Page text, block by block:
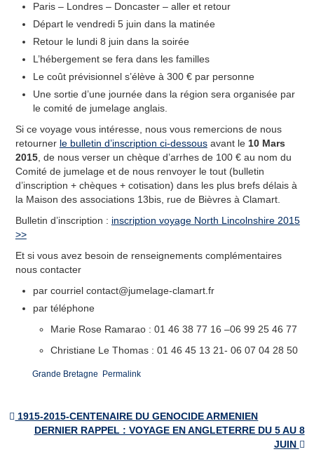
Penamacor
Comité de Jumelage
Qu’est-ce que le Comité de Jumelage de Clamart ?
Les domaines d’intervention
Les villes jumelles
Actualités
Agenda et bulletins
Galerie de Photos
Adhésion
Nous contacter
Le bureau
Formulaire de Contact
Paris – Londres – Doncaster – aller et retour
Départ le vendredi 5 juin dans la matinée
Retour le lundi 8 juin dans la soirée
L’hébergement se fera dans les familles
Le coût prévisionnel s’élève à 300 € par personne
Une sortie d’une journée dans la région sera organisée par
le comité de jumelage anglais.
Si ce voyage vous intéresse, nous vous remercions de nous
retourner le bulletin d’inscription ci-dessousavant le 10 Mars
2015, de nous verser un chèque d’arrhes de 100 € au nom du
Comité de jumelage et de nous renvoyer le tout (bulletin
d’inscription + chèques + cotisation) dans les plus brefs délais à
la Maison des associations 13bis, rue de Bièvres à Clamart.
Bulletin d’inscription : inscription voyage North Lincolnshire 2015
>>
Et si vous avez besoin de renseignements complémentaires
nous contacter
par courriel contact@jumelage-clamart.fr
par téléphone
Marie Rose Ramarao : 01 46 38 77 16 –06 99 25 46 77
Christiane Le Thomas : 01 46 45 13 21- 06 07 04 28 50
Grande Bretagne Permalink
Post navigation
1915-2015-CENTENAIRE DU GENOCIDE ARMENIEN
DERNIER RAPPEL : VOYAGE EN ANGLETERRE DU 5 AU 8
JUIN